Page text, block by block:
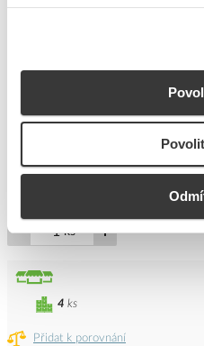
tlačítkové
EAN
Kód výrobce
ks
Přidat k porovnání
4 ks